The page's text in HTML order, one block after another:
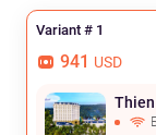
Variant # 1
941 USD